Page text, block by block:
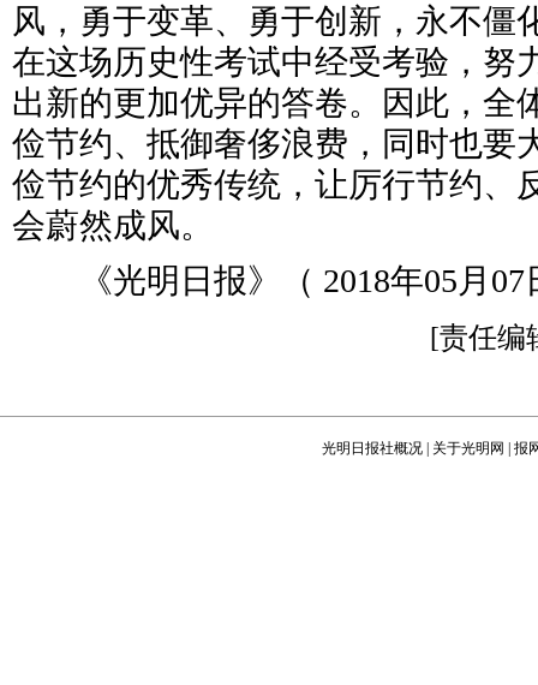
风，勇于变革、勇于创新，永不僵
在这场历史性考试中经受考验，努
出新的更加优异的答卷。因此，全
俭节约、抵御奢侈浪费，同时也要
俭节约的优秀传统，让厉行节约、
会蔚然成风。
《光明日报》（ 2018年05月07
[责任编
光明日报社概况 关于光明网 报